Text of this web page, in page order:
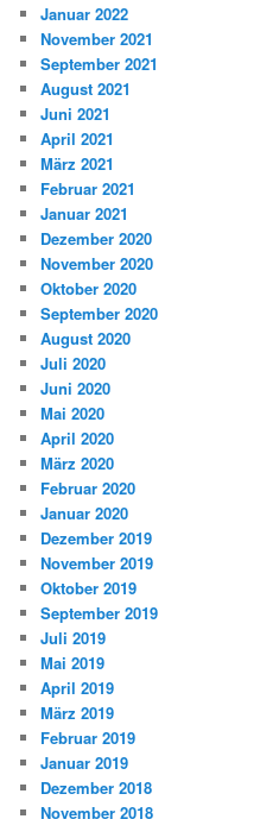
Januar 2022
November 2021
September 2021
August 2021
Juni 2021
April 2021
März 2021
Februar 2021
Januar 2021
Dezember 2020
November 2020
Oktober 2020
September 2020
August 2020
Juli 2020
Juni 2020
Mai 2020
April 2020
März 2020
Februar 2020
Januar 2020
Dezember 2019
November 2019
Oktober 2019
September 2019
Juli 2019
Mai 2019
April 2019
März 2019
Februar 2019
Januar 2019
Dezember 2018
November 2018